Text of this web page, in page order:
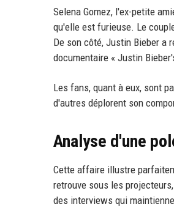
Selena Gomez, l'ex-petite
qu'elle est furieuse. Le
De son côté, Justin Bieber a
documentaire « Justin
Les fans, quant à eux, sont
d'autres déplorent son
Analyse d'une
Cette affaire illustre
retrouve sous les
des interviews qui